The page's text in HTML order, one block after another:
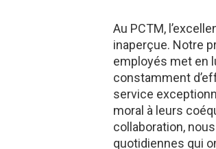
Au PCTM,
inaperçue. Notre
employés met en
constamment
service
moral à leurs
collaboration,
quotidiennes qui